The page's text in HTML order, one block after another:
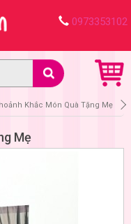
0973353102
Khắc Món Quà Tặng Mẹ
Mẹ